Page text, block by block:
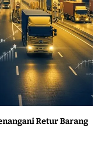
Retur Barang